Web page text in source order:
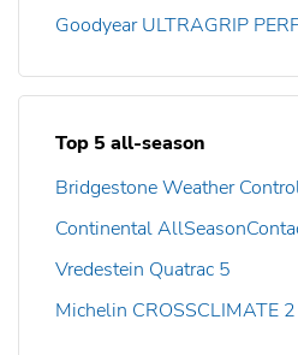
Goodyear ULTRAGRIP
Top 5 all-season
Bridgestone Weather
Continental
Vredestein Quatrac 5
Michelin CROSSCLIMATE 2